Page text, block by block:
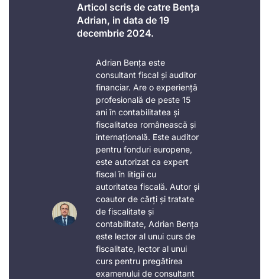
Articol scris de catre Bența
Adrian, in data de 19
decembrie 2024.
Adrian Bența este
consultant fiscal și auditor
financiar. Are o experiență
profesională de peste 15
ani în contabilitatea și
fiscalitatea românească și
internațională. Este auditor
pentru fonduri europene,
este autorizat ca expert
fiscal în litigii cu
autoritatea fiscală. Autor și
coautor de cărți și tratate
de fiscalitate și
contabilitate, Adrian Bența
este lector al unui curs de
fiscalitate, lector al unui
curs pentru pregătirea
examenului de consultant